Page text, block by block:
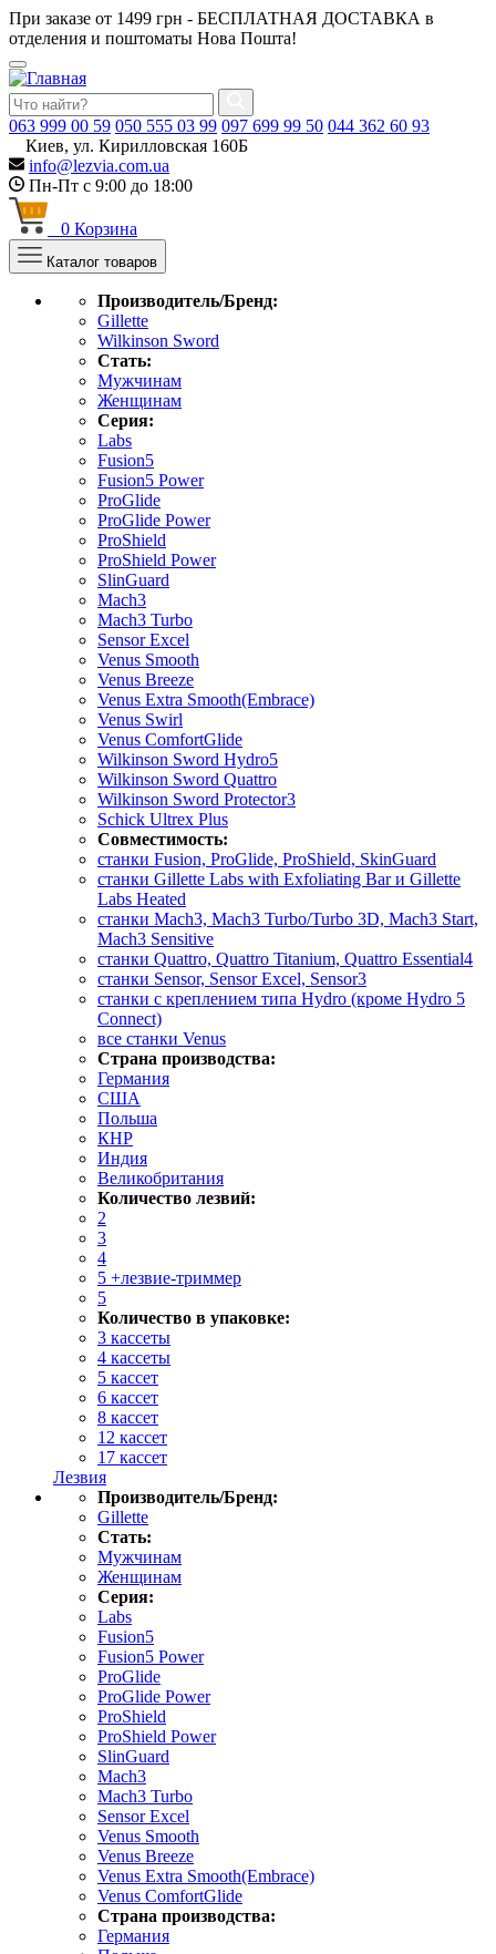
При заказе от 1499 грн - БЕСПЛАТНАЯ ДОСТАВКА в
отделения и поштоматы Нова Пошта!
063 999 00 59 050 555 03 99 097 699 99 50 044 362 60 93
Киев, ул. Кирилловская 160Б
info@lezvia.com.ua
Пн-Пт с 9:00 до 18:00
0 Корзина
Каталог товаров
Производитель/Бренд:
Gillette
Wilkinson Sword
Стать:
Мужчинам
Женщинам
Серия:
Labs
Fusion5
Fusion5 Power
ProGlide
ProGlide Power
ProShield
ProShield Power
SlinGuard
Mach3
Mach3 Turbo
Sensor Excel
Venus Smooth
Venus Breeze
Venus Extra Smooth(Embrace)
Venus Swirl
Venus ComfortGlide
Wilkinson Sword Hydro5
Wilkinson Sword Quattro
Wilkinson Sword Protector3
Schick Ultrex Plus
Совместимость:
станки Fusion, ProGlide, ProShield, SkinGuard
станки Gillette Labs with Exfoliating Bar и Gillette
Labs Heated
станки Mach3, Mach3 Turbo/Turbo 3D, Mach3 Start,
Mach3 Sensitive
станки Quattro, Quattro Titanium, Quattro Essential4
станки Sensor, Sensor Excel, Sensor3
станки с креплением типа Hydro (кроме Hydro 5
Connect)
все станки Venus
Страна производства:
Германия
США
Польша
КНР
Индия
Великобритания
Количество лезвий:
2
3
4
5 +лезвие-триммер
5
Количество в упаковке:
3 кассеты
4 кассеты
5 кассет
6 кассет
8 кассет
12 кассет
17 кассет
Лезвия
Производитель/Бренд:
Gillette
Стать:
Мужчинам
Женщинам
Серия:
Labs
Fusion5
Fusion5 Power
ProGlide
ProGlide Power
ProShield
ProShield Power
SlinGuard
Mach3
Mach3 Turbo
Sensor Excel
Venus Smooth
Venus Breeze
Venus Extra Smooth(Embrace)
Venus ComfortGlide
Страна производства:
Германия